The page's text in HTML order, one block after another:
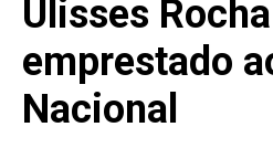
Ulisses Rocha
emprestado
Nacional